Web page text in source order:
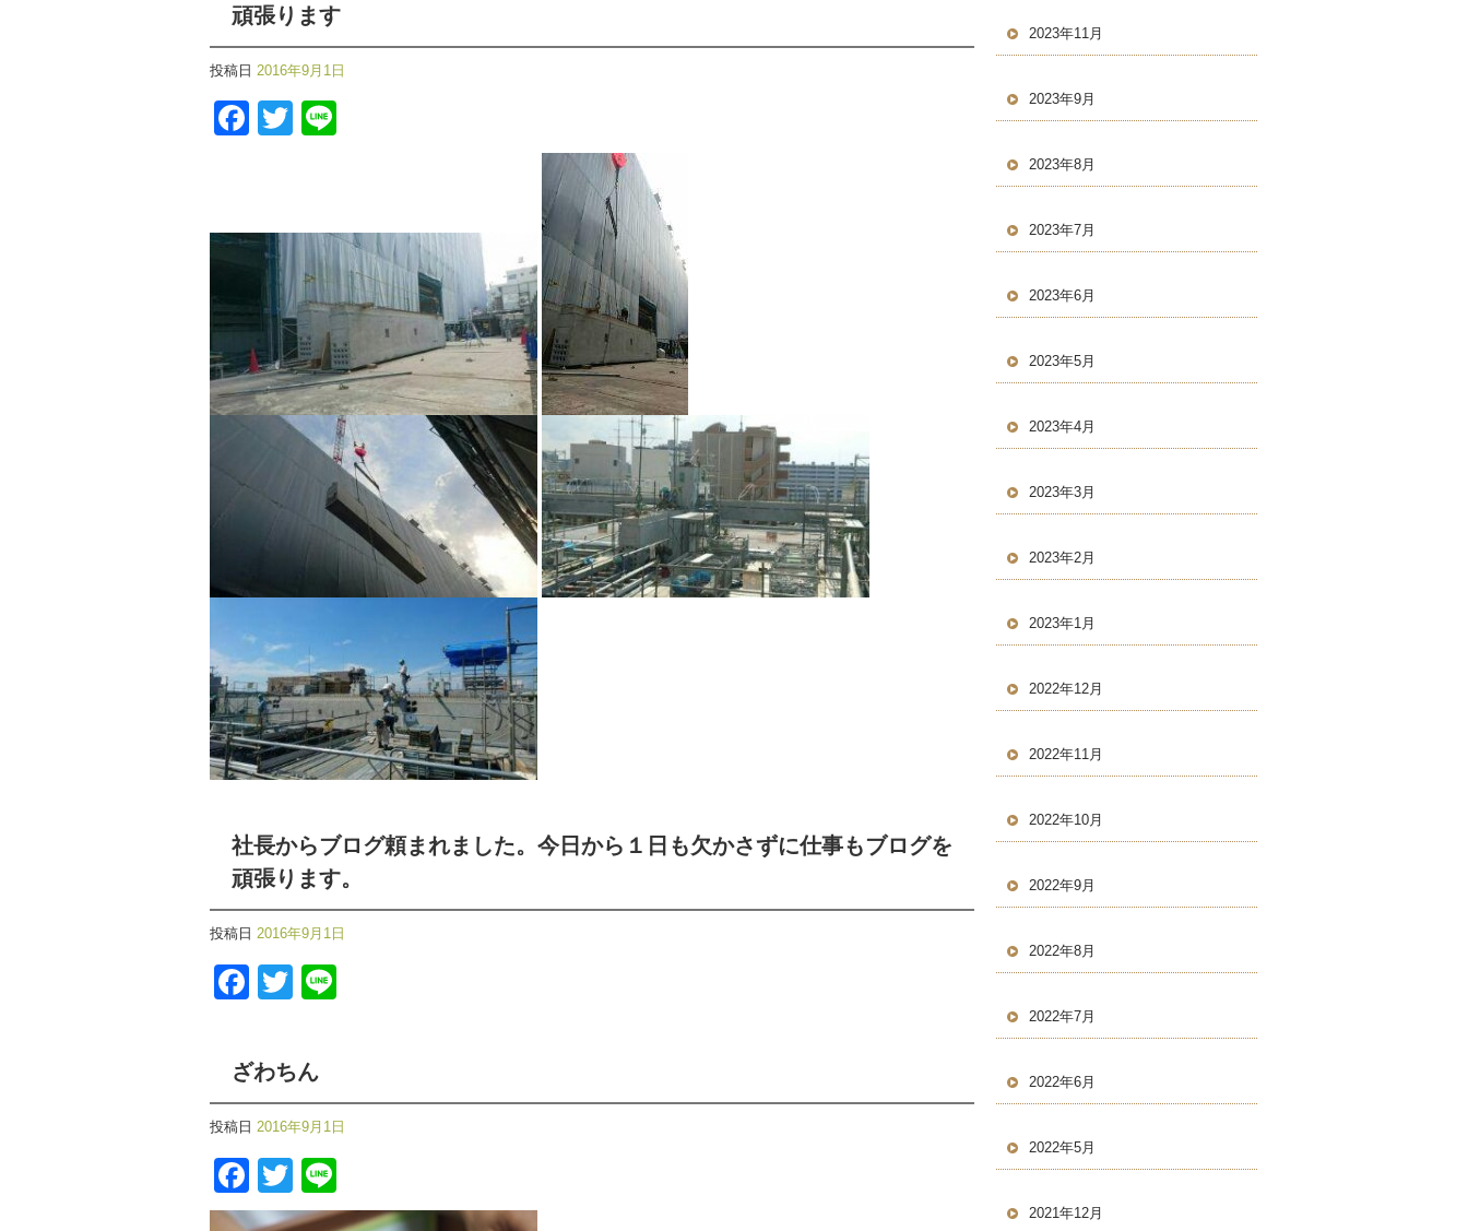
頑張ります
投稿日 2016年9月1日
Facebook
Twitter
社長からブログ頼まれました。今日から１日も欠かさずに仕事もブログを
頑張ります。
投稿日 2016年9月1日
Facebook
Twitter
ざわちん
投稿日 2016年9月1日
Facebook
Twitter
2023年11月
2023年9月
2023年8月
2023年7月
2023年6月
2023年5月
2023年4月
2023年3月
2023年2月
2023年1月
2022年12月
2022年11月
2022年10月
2022年9月
2022年8月
2022年7月
2022年6月
2022年5月
2021年12月